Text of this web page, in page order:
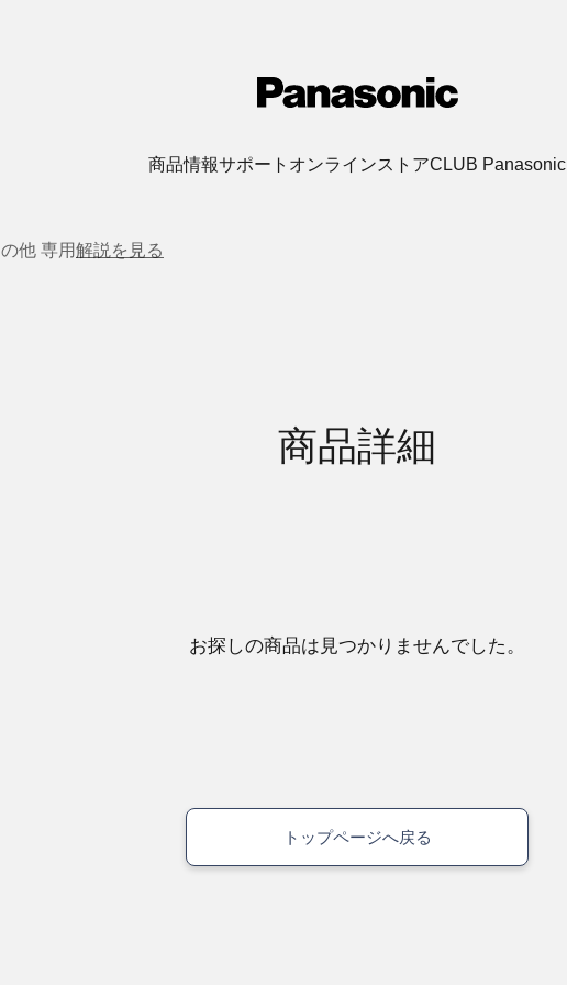
商品情報サポート オンラインストアCLUB Panasonic
他 専用解説を見る
商品詳細
お探しの商品は見つかりませんでした。
トップページへ戻る